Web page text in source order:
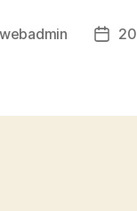
webadmin
Post